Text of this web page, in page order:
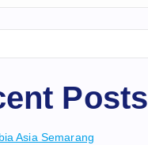
Posts
Asia Semarang